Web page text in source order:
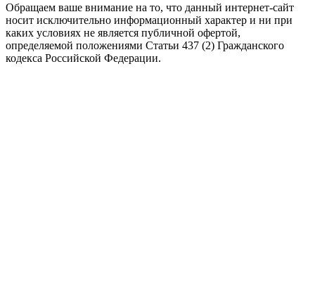
Обращаем ваше внимание на то, что данный интернет-сайт
носит исключительно информационный характер и ни при
каких условиях не является публичной офертой,
определяемой положениями Статьи 437 (2) Гражданского
кодекса Российской Федерации.